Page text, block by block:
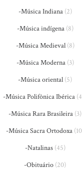
-Música Indiana(2)
-Música indígena(8)
-Música Medieval(8)
-Música Moderna(3)
-Música oriental (5)
-Música Polifônica Ibérica
-Música Rara Brasileira (3)
-Música Sacra Ortodoxa
-Natalinas(45)
-Obituário (20)